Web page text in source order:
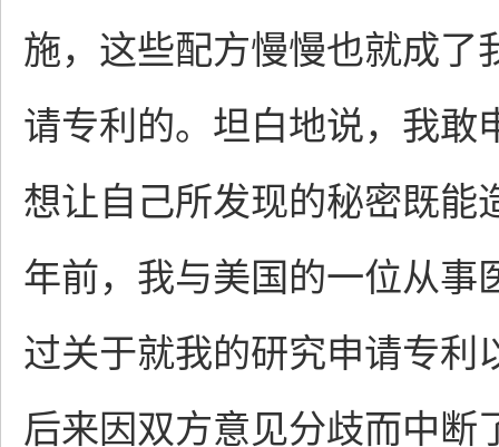
施，这些配方慢慢也就成了
请专利的。坦白地说，我敢
想让自己所发现的秘密既能
年前，我与美国的一位从事
过关于就我的研究申请专利
后来因双方意见分歧而中断